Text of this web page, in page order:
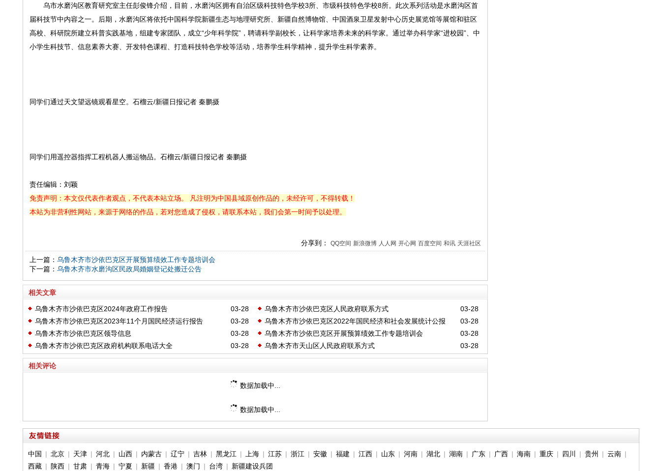
乌市水磨沟区教育研究室主任彭俊锋介绍，目前，水磨沟区拥有自治区级科技特色学校3所、市级科技特色学校8所。此次系列活动是水磨沟区首
届科技节中内容之一。后期，水磨沟区将依托中国科学院新疆生态与地理研究所、新疆自然博物馆、中国酒泉卫星发射中心历史展览馆等展馆和驻区
高校、科研院所建立科普实践基地，组建专家团队，成立“少年科学院”，聘请科学副校长，让科学家培养未来的科学家。通过举办科学家“进校园”、中
小学生科技节、信息素养大赛、开发特色课程、打造科技特色学校等活动，培养学生科学精神，提升学生科学素养。
同学们通过天文望远镜观看星空。石榴云/新疆日报记者 秦鹏摄
同学们用遥控器指挥工程机器人搬运物品。石榴云/新疆日报记者 秦鹏摄
责任编辑：刘颖
免责声明：本文仅代表作者观点，不代表本站立场。 凡注明为中国县域原创作品的，未经许可，不得转载！
本站为非营利性网站，来源于网络的作品，若对您造成了侵权，请联系本站，我们会第一时间予以处理。
分享到： QQ空间 新浪微博 人人网 开心网 百度空间 和讯 天涯社区
上一篇： 乌鲁木齐市沙依巴克区开展预算绩效工作专题培训会
下一篇： 乌鲁木齐市水磨沟区民政局婚姻登记处搬迁公告
相关文章
03-28
乌鲁木齐市沙依巴克区2024年政府工作报告 03-28
乌鲁木齐市沙依巴克区人民政府联系方式
03-28
乌鲁木齐市沙依巴克区2023年11个月国民经济运行报告 03-28
乌鲁木齐市沙依巴克区2022年国民经济和社会发展统计公报
03-28
乌鲁木齐市沙依巴克区领导信息 03-28
乌鲁木齐市沙依巴克区开展预算绩效工作专题培训会
03-28
乌鲁木齐市沙依巴克区政府机构联系电话大全 03-28
乌鲁木齐市天山区人民政府联系方式
相关评论
数据加载中...
数据加载中...
中国 | 北京| 天津| 河北| 山西| 内蒙古| 辽宁| 吉林| 黑龙江 | 上海| 江苏| 浙江 | 安徽| 福建 | 江西| 山东| 河南| 湖北| 湖南| 广东| 广西| 海南| 重庆| 四川 | 贵州 | 云南|
西藏| 陕西| 甘肃| 青海| 宁夏 | 新疆 | 香港| 澳门 | 台湾| 新疆建设兵团